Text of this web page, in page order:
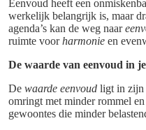
Eenvoud heeft een
werkelijk belangrijk is, maar
agenda’s kan de weg naar
ruimte voorharmonie en
De waarde van eenvoud in
De waarde eenvoud ligt in zijn
omringt met minder rommel
gewoontes die minder